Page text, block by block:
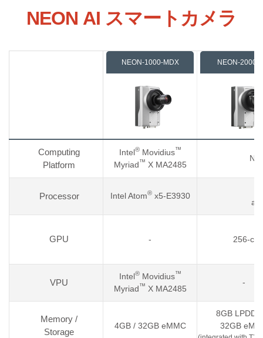
NEON AI スマートカメラ
NEON-1000-MDX NEON-2000-
Computing
Platform
Intel®Movidius™
Myriad™ X MA2485
Processor Intel Atom®x5-E3930
GPU - 256-
VPU
Intel®Movidius™
Myriad™ X MA2485
-
Memory /
Storage
4GB / 32GB eMMC
8GB
32GB